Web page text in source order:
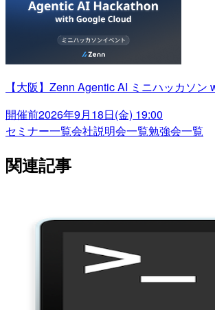
【大阪】Zenn Agentic AI ミニハッカソン
開催前2026年9月18日(金) 19:00
セミナー一覧会社説明会一覧勉強会一覧
関連記事